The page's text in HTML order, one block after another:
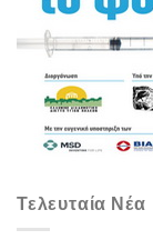
Τελευταία Νέα